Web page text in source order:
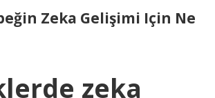
Zeka Gelişimi Için Ne
zeka